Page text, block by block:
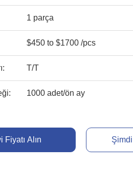
1 parça
$450 to $1700 /pcs
T/T
1000 adet/ön ay
Fiyatı Alın